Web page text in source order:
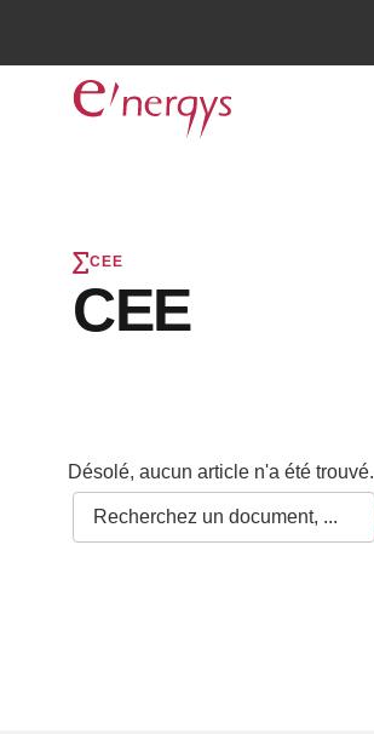
CEE
CEE
Désolé, aucun article n'a été trouvé.